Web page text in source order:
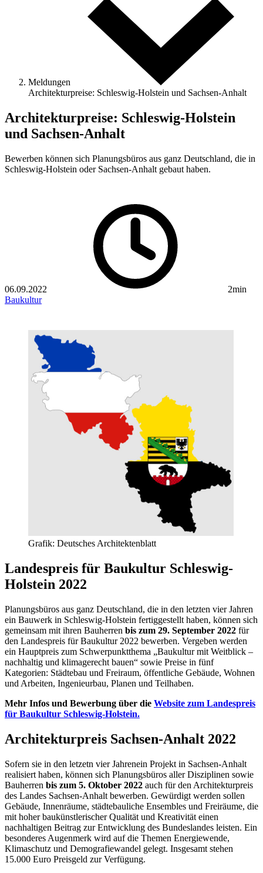
Meldungen
Architekturpreise: Schleswig-Holstein und Sachsen-Anhalt
Architekturpreise: Schleswig-Holstein
und Sachsen-Anhalt
Bewerben können sich Planungsbüros aus ganz Deutschland, die in
Schleswig-Holstein oder Sachsen-Anhalt gebaut haben.
06.09.2022
2min
Baukultur
Grafik: Deutsches Architektenblatt
Landespreis für Baukultur Schleswig-
Holstein 2022
Planungsbüros aus ganz Deutschland, die in den letzten vier Jahren
ein Bauwerk in Schleswig-Holstein fertiggestellt haben, können sich
gemeinsam mit ihren Bauherren bis zum 29. September 2022 für
den Landespreis für Baukultur 2022 bewerben. Vergeben werden
ein Hauptpreis zum Schwerpunktthema „Baukultur mit Weitblick –
nachhaltig und klimagerecht bauen“ sowie Preise in fünf
Kategorien: Städtebau und Freiraum, öffentliche Gebäude, Wohnen
und Arbeiten, Ingenieurbau, Planen und Teilhaben.
Mehr Infos und Bewerbung über die Website zum Landespreis
für Baukultur Schleswig-Holstein.
Architekturpreis Sachsen-Anhalt 2022
Sofern sie in den letzetn vier Jahrenein Projekt in Sachsen-Anhalt
realisiert haben, können sich Planungsbüros aller Disziplinen sowie
Bauherren bis zum 5. Oktober 2022 auch für den Architekturpreis
des Landes Sachsen-Anhalt bewerben. Gewürdigt werden sollen
Gebäude, Innenräume, städtebauliche Ensembles und Freiräume, die
mit hoher baukünstlerischer Qualität und Kreativität einen
nachhaltigen Beitrag zur Entwicklung des Bundeslandes leisten. Ein
besonderes Augenmerk wird auf die Themen Energiewende,
Klimaschutz und Demografiewandel gelegt. Insgesamt stehen
15.000 Euro Preisgeld zur Verfügung.